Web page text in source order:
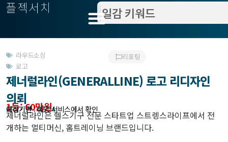
플젝서치
라우드소싱
로고
리포팅
제너럴라인(GENERALLINE) 로고 리디자인
의뢰
1등: 60만원
모집기한 : 02/24
예상기간 : 해당 서비스에서 확인
제너럴라인은 헬스기구 전문 스타트업 스트렝스라이프에서 전
개하는 멀티머신, 홈트레이닝 브랜드입니다.